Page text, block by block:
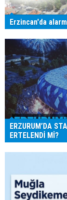
Erzincan'da
ERZURUM’DA
ERTELENDİ Mİ?